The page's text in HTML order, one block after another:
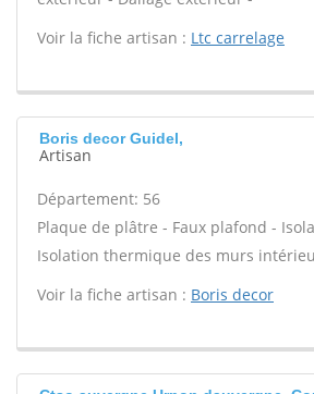
Voir la fiche artisan : Ltc carrelage
Boris decor Guidel,
Artisan
Département: 56
Plaque de plâtre - Faux plafond -
Isolation thermique des murs
Voir la fiche artisan : Boris decor